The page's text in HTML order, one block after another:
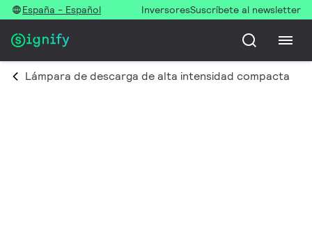
España - Español InversoresSuscríbete al newsletter
Lámpara de descarga de alta intensidad compacta